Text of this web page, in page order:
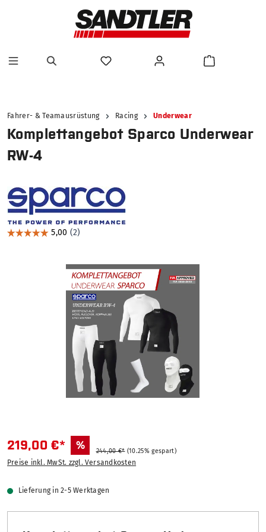
Fahrer- & Teamausrüstung Racing Underwear
Komplettangebot Sparco Underwear
RW-4
Bildergalerie überspringen
219,00 €* % 244,00 €* (10.25% gespart)
Preise inkl. MwSt. zzgl. Versandkosten
Lieferung in 2-5 Werktagen